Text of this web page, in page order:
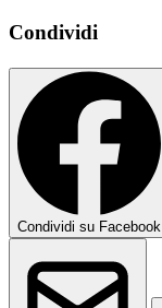
Condividi
Condividi su Facebook